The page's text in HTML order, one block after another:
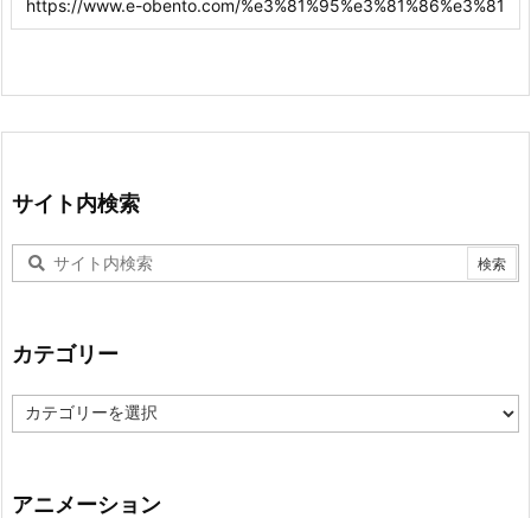
サイト内検索
カテゴリー
テ
ー
アニメーション